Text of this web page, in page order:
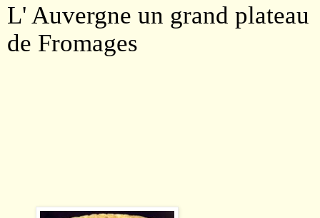
L' Auvergne un grand plateau
de Fromages